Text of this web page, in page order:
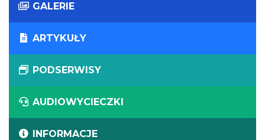
GALERIE
ARTYKUŁY
PODSERWISY
AUDIOWYCIECZKI
INFORMACJE